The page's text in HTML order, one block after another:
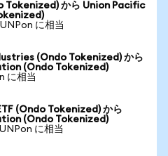
から Union Pacific
に相当
(Ondo Tokenized) から
(Ondo Tokenized)
に相当
(Ondo Tokenized) から
(Ondo Tokenized)
に相当